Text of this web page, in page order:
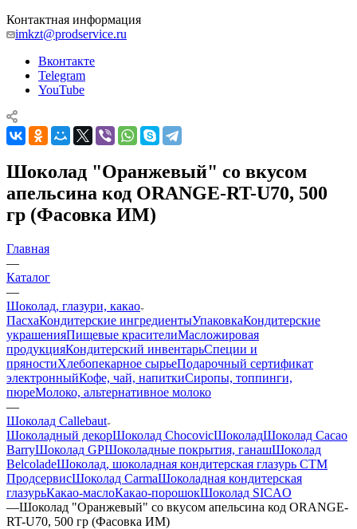
Контактная информация
imkzt@prodservice.ru
Вконтакте
Telegram
YouTube
Шоколад "Оранжевый" со вкусом
апельсина код ORANGE-RT-U70, 500
гр (Фасовка ИМ)
Главная
—
Каталог
—
Шоколад, глазури, какао
ПасхаКондитерские ингредиентыУпаковкаКондитерские
украшенияПищевые красителиМасложировая
продукцияКондитерский инвентарьСпеции и
пряностиХлебопекарное сырьеПодарочный сертификат
электронныйКофе, чай, напиткиСиропы, топпинги,
пюреМолоко, альтернативное молоко
—
Шоколад Callebaut
Шоколадный декорШоколад ChocovicШоколадШоколад Cacao
BarryШоколад GPШоколадные покрытия, ганашШоколад
BelcoladeШоколад, шоколадная кондитерская глазурь СТМ
ПродсервисШоколад CarmaШоколадная кондитерская
глазурьКакао-маслоКакао-порошокШоколад SICAO
—Шоколад "Оранжевый" со вкусом апельсина код ORANGE-
RT-U70, 500 гр (Фасовка ИМ)